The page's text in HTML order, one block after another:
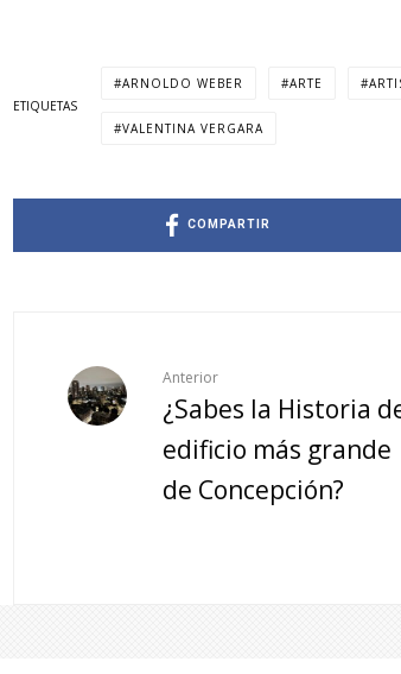
ETIQUETAS
ARNOLDO WEBER ARTE
VALENTINA VERGARA
COMPARTIR
Anterior
¿Sabes la Historia
edificio más grande
de Concepción?